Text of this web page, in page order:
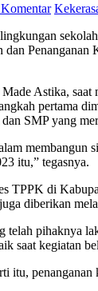
dan
Astika, saat
pertama
SMP yang
membangun
itu,” tegasnya.
TPPK di
diberikan
telah pihaknya
saat kegiatan
itu,